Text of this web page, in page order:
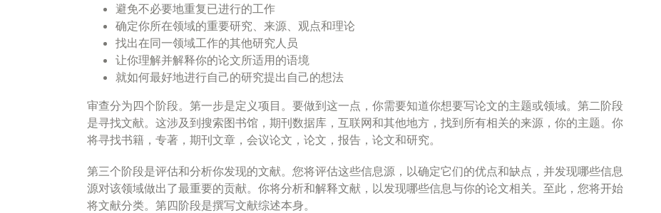
避免不必要地重复已进行的工作
确定你所在领域的重要研究、来源、观点和理论
找出在同一领域工作的其他研究人员
让你理解并解释你的论文所适用的语境
就如何最好地进行自己的研究提出自己的想法
审查分为四个阶段。第一步是定义项目。要做到这一点，你需要知道你想要写论文的主题或领域。第二阶段
是寻找文献。这涉及到搜索图书馆，期刊数据库，互联网和其他地方，找到所有相关的来源，你的主题。你
将寻找书籍，专著，期刊文章，会议论文，论文，报告，论文和研究。
第三个阶段是评估和分析你发现的文献。您将评估这些信息源，以确定它们的优点和缺点，并发现哪些信息
源对该领域做出了最重要的贡献。你将分析和解释文献，以发现哪些信息与你的论文相关。至此，您将开始
将文献分类。第四阶段是撰写文献综述本身。